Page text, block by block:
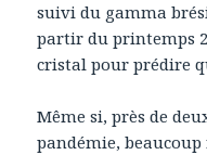
suivi du gamma
partir du printemps
cristal pour prédire
Même si, près de
pandémie,